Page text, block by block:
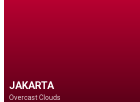
JAKARTA
Overcast Clouds